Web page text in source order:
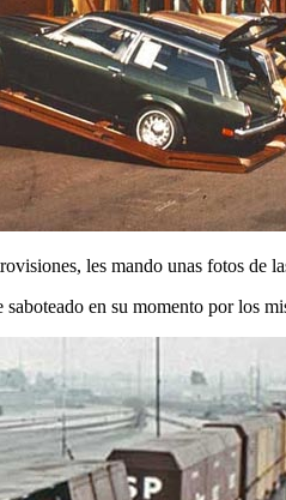
les mando unas fotos de
en su momento por los